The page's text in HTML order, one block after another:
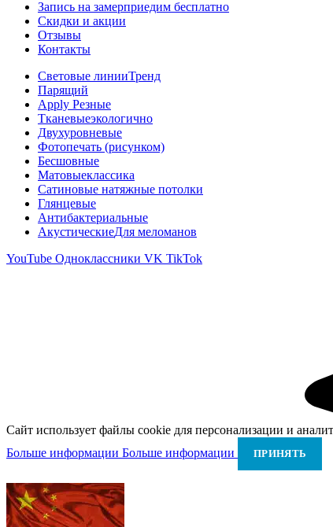
Запись на замерприедим бесплатно
Скидки и акции
Отзывы
Контакты
Световые линииТренд
Парящий
Apply Резные
Тканевыеэкологично
Двухуровневые
Фотопечать (рисунком)
Бесшовные
Матовыеклассика
Сатиновые натяжные потолки
Глянцевые
Антибактериальные
АкустическиеДля меломанов
YouTube Одноклассники VK TikTok
Сайт использует файлы cookie для персонализации и
Больше информации Больше информации ПРИНЯТЬ